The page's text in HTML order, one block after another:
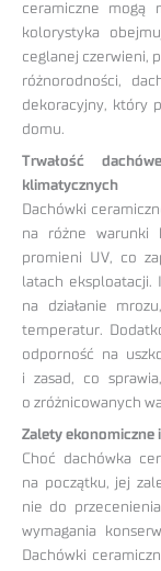
ceramiczne mogą
kolorystyka
ceglanej czerwieni,
różnorodności,
dekoracyjny, który
domu.
Trwałość
klimatycznych
Dachówki
na różne warunki
promieni UV, co
latach eksploatacji.
na działanie
temperatur.
odporność na
i zasad, co
o zróżnicowanych
Zalety ekonomiczne
Choć dachówka
na początku, jej
nie do
wymagania
Dachówki